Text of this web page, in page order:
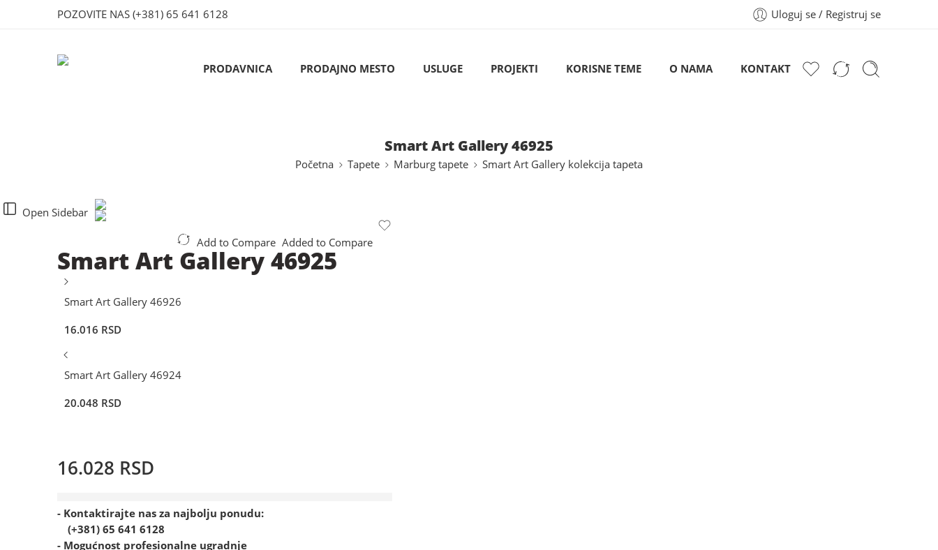
POZOVITE NAS (+381) 65 641 6128 Uloguj se / Registruj se
PRODAVNICA PRODAJNO MESTO USLUGE PROJEKTI KORISNE TEME O NAMA KONTAKT
Smart Art Gallery 46925
Početna Tapete Marburg tapete Smart Art Gallery kolekcija tapeta
Open Sidebar
Add to Compare Added to Compare
Smart Art Gallery 46925
Smart Art Gallery 46926
16.016 RSD
Smart Art Gallery 46924
20.048 RSD
16.028 RSD
- Kontaktirajte nas za najbolju ponudu:
(+381) 65 641 6128
- Mogućnost profesionalne ugradnje